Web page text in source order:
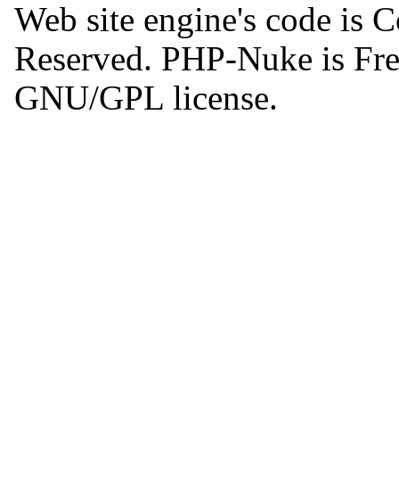
Web site engine's code is
Reserved. PHP-Nuke is
GNU/GPL license.